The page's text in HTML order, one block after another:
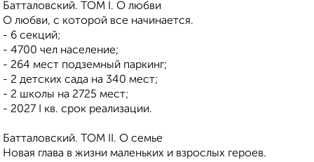
Батталовский. ТОМ I. О любви
О любви, с которой все начинается.
- 6 секций;
- 4700 чел население;
- 264 мест подземный паркинг;
- 2 детских сада на 340 мест;
- 2 школы на 2725 мест;
- 2027 I кв. срок реализации.
Батталовский. ТОМ II. О семье
Новая глава в жизни маленьких и взрослых героев.